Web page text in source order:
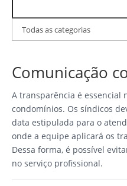
FAQs
por
categoria
Comunicação
A transparência é essencial
condomínios. Os síndicos
data estipulada para o
onde a equipe aplicará os
Dessa forma, é possível
no serviço profissional.